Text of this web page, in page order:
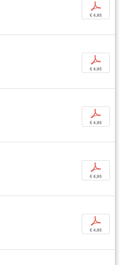
p
€ 4,95
p
€ 4,95
p
€ 4,95
p
€ 4,95
p
€ 4,95